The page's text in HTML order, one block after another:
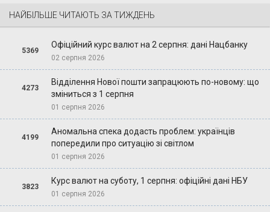
НАЙБІЛЬШЕ ЧИТАЮТЬ ЗА ТИЖДЕНЬ
5369
Офіційний курс валют на 2 серпня: дані Нацбанку
02 серпня 2026
4273
Відділення Нової пошти запрацюють по-новому: що
зміниться з 1 серпня
01 серпня 2026
4199
Аномальна спека додасть проблем: українців
попередили про ситуацію зі світлом
01 серпня 2026
3823
Курс валют на суботу, 1 серпня: офіційні дані НБУ
01 серпня 2026